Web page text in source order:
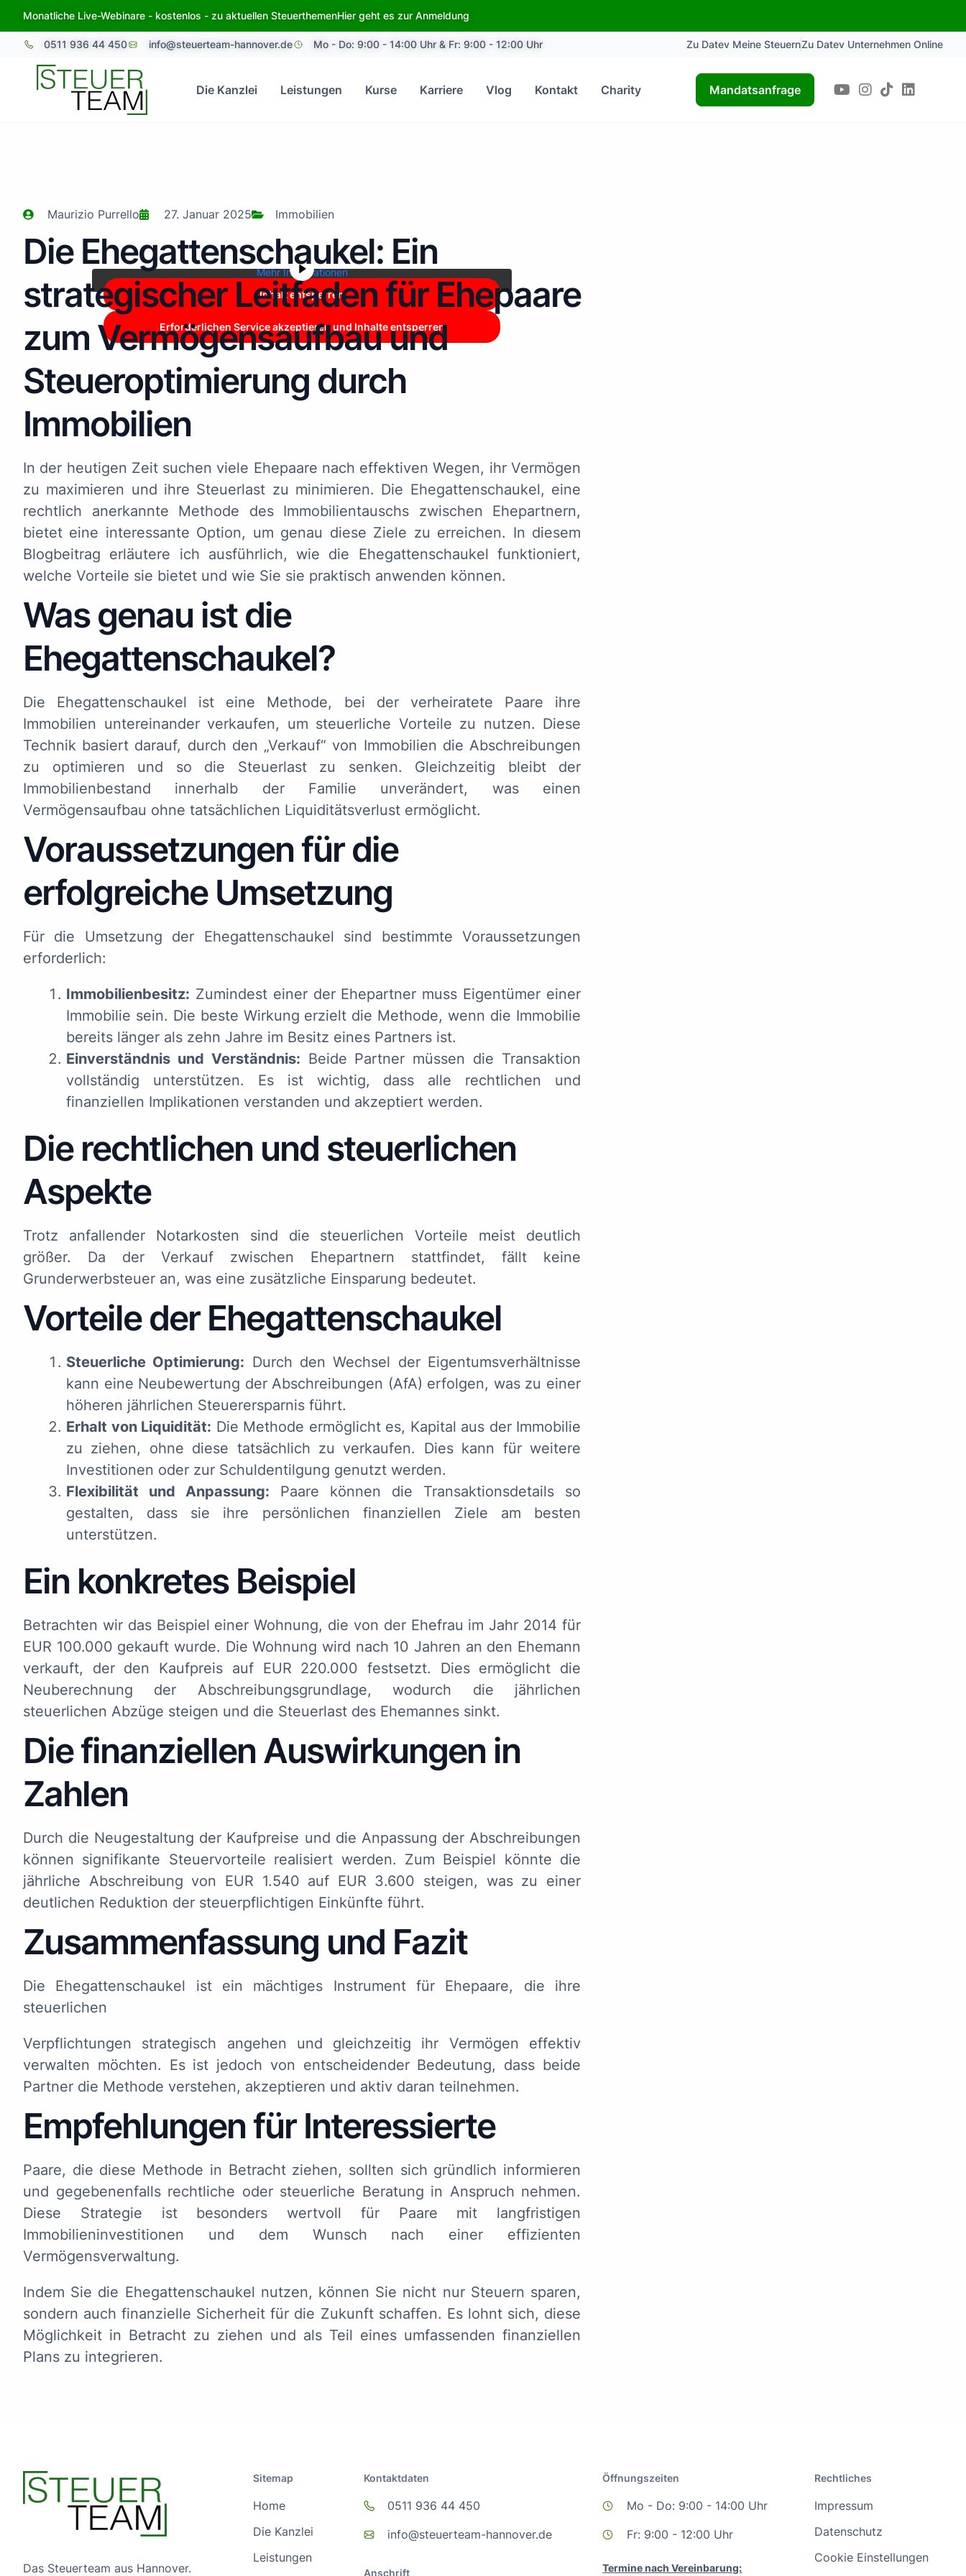
Zum
Inhalt
springen
Monatliche Live-Webinare - kostenlos - zu aktuellen SteuerthemenHier geht es zur Anmeldung
0511 936 44 450 info@steuerteam-hannover.de Mo - Do: 9:00 - 14:00 Uhr & Fr: 9:00 - 12:00 Uhr Zu Datev Meine SteuernZu Datev Unternehmen Online
Die Kanzlei Leistungen Kurse Karriere Vlog Kontakt Charity Mandatsanfrage
Sie sehen gerade einen Platzhalterinhalt von
Inhalt zuzugreifen, klicken Sie auf die Schaltfläche unten. Bitte beachten Sie, dass
dabei Daten an Drittanbieter weitergegeben werden.
Mehr Informationen
Inhalt entsperren
Erforderlichen Service akzeptieren und Inhalte entsperren
Maurizio Purrello 27. Januar 2025 Immobilien
Die Ehegattenschaukel: Ein
strategischer Leitfaden für Ehepaare
zum Vermögensaufbau und
Steueroptimierung durch
Immobilien
In der heutigen Zeit suchen viele Ehepaare nach effektiven Wegen, ihr Vermögen
zu maximieren und ihre Steuerlast zu minimieren. Die Ehegattenschaukel, eine
rechtlich anerkannte Methode des Immobilientauschs zwischen Ehepartnern,
bietet eine interessante Option, um genau diese Ziele zu erreichen. In diesem
Blogbeitrag erläutere ich ausführlich, wie die Ehegattenschaukel funktioniert,
welche Vorteile sie bietet und wie Sie sie praktisch anwenden können.
Was genau ist die
Ehegattenschaukel?
Die Ehegattenschaukel ist eine Methode, bei der verheiratete Paare ihre
Immobilien untereinander verkaufen, um steuerliche Vorteile zu nutzen. Diese
Technik basiert darauf, durch den „Verkauf“ von Immobilien die Abschreibungen
zu optimieren und so die Steuerlast zu senken. Gleichzeitig bleibt der
Immobilienbestand innerhalb der Familie unverändert, was einen
Vermögensaufbau ohne tatsächlichen Liquiditätsverlust ermöglicht.
Voraussetzungen für die
erfolgreiche Umsetzung
Für die Umsetzung der Ehegattenschaukel sind bestimmte Voraussetzungen
erforderlich:
Immobilienbesitz: Zumindest einer der Ehepartner muss Eigentümer einer
Immobilie sein. Die beste Wirkung erzielt die Methode, wenn die Immobilie
bereits länger als zehn Jahre im Besitz eines Partners ist.
Einverständnis und Verständnis: Beide Partner müssen die Transaktion
vollständig unterstützen. Es ist wichtig, dass alle rechtlichen und
finanziellen Implikationen verstanden und akzeptiert werden.
Die rechtlichen und steuerlichen
Aspekte
Trotz anfallender Notarkosten sind die steuerlichen Vorteile meist deutlich
größer. Da der Verkauf zwischen Ehepartnern stattfindet, fällt keine
Grunderwerbsteuer an, was eine zusätzliche Einsparung bedeutet.
Vorteile der Ehegattenschaukel
Steuerliche Optimierung: Durch den Wechsel der Eigentumsverhältnisse
kann eine Neubewertung der Abschreibungen (AfA) erfolgen, was zu einer
höheren jährlichen Steuerersparnis führt.
Erhalt von Liquidität: Die Methode ermöglicht es, Kapital aus der Immobilie
zu ziehen, ohne diese tatsächlich zu verkaufen. Dies kann für weitere
Investitionen oder zur Schuldentilgung genutzt werden.
Flexibilität und Anpassung: Paare können die Transaktionsdetails so
gestalten, dass sie ihre persönlichen finanziellen Ziele am besten
unterstützen.
Ein konkretes Beispiel
Betrachten wir das Beispiel einer Wohnung, die von der Ehefrau im Jahr 2014 für
EUR 100.000 gekauft wurde. Die Wohnung wird nach 10 Jahren an den Ehemann
verkauft, der den Kaufpreis auf EUR 220.000 festsetzt. Dies ermöglicht die
Neuberechnung der Abschreibungsgrundlage, wodurch die jährlichen
steuerlichen Abzüge steigen und die Steuerlast des Ehemannes sinkt.
Die finanziellen Auswirkungen in
Zahlen
Durch die Neugestaltung der Kaufpreise und die Anpassung der Abschreibungen
können signifikante Steuervorteile realisiert werden. Zum Beispiel könnte die
jährliche Abschreibung von EUR 1.540 auf EUR 3.600 steigen, was zu einer
deutlichen Reduktion der steuerpflichtigen Einkünfte führt.
Zusammenfassung und Fazit
Die Ehegattenschaukel ist ein mächtiges Instrument für Ehepaare, die ihre
steuerlichen
Verpflichtungen strategisch angehen und gleichzeitig ihr Vermögen effektiv
verwalten möchten. Es ist jedoch von entscheidender Bedeutung, dass beide
Partner die Methode verstehen, akzeptieren und aktiv daran teilnehmen.
Empfehlungen für Interessierte
Paare, die diese Methode in Betracht ziehen, sollten sich gründlich informieren
und gegebenenfalls rechtliche oder steuerliche Beratung in Anspruch nehmen.
Diese Strategie ist besonders wertvoll für Paare mit langfristigen
Immobilieninvestitionen und dem Wunsch nach einer effizienten
Vermögensverwaltung.
Indem Sie die Ehegattenschaukel nutzen, können Sie nicht nur Steuern sparen,
sondern auch finanzielle Sicherheit für die Zukunft schaffen. Es lohnt sich, diese
Möglichkeit in Betracht zu ziehen und als Teil eines umfassenden finanziellen
Plans zu integrieren.
Das Steuerteam aus Hannover.
Sitemap
Home
Die Kanzlei
Leistungen
Kontaktdaten
0511 936 44 450
info@steuerteam-hannover.de
Anschrift
Öffnungszeiten
Mo - Do: 9:00 - 14:00 Uhr
Fr: 9:00 - 12:00 Uhr
Termine nach Vereinbarung:
Rechtliches
Impressum
Datenschutz
Cookie Einstellungen